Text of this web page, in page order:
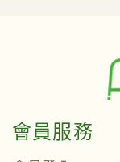
會員服務